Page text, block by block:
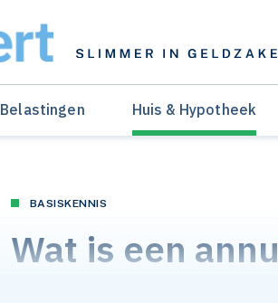
Belastingen Huis & Hypotheek
BASISKENNIS
Wat is een